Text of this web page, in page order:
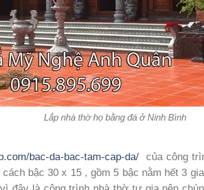
Lắp nhà thờ họ bằng đá ở Ninh Bình
bac-da-bac-tam-cap-da/ của công
bậc 30 x 15 , gồm 5 bậc nằm hết 3